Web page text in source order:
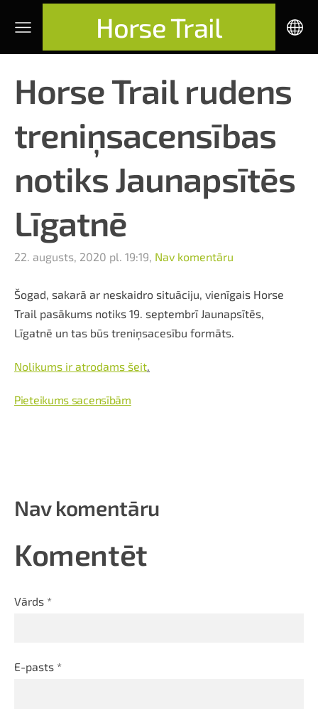
Horse Trail
Horse Trail rudens
treniņsacensības
notiks Jaunapsītēs
Līgatnē
22. augusts, 2020 pl. 19:19, Nav komentāru
Šogad, sakarā ar neskaidro situāciju, vienīgais Horse
Trail pasākums notiks 19. septembrī Jaunapsītēs,
Līgatnē un tas būs treniņsacesību formāts.
Nolikums ir atrodams šeit
Pieteikums sacensībām
Nav komentāru
Komentēt
Vārds *
E-pasts *